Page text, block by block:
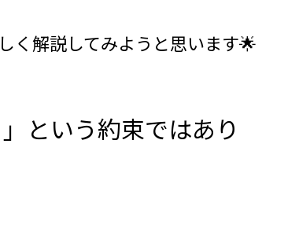
く解説してみようと思います🌟
という約束ではあり